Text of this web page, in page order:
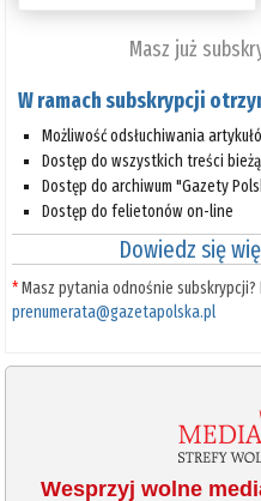
Masz już
W ramach subskrypcji
Możliwość odsłuchiwania
Dostęp do wszystkich treści
Dostęp do archiwum "Gazety
Dostęp do felietonów on-line
Dowiedz się
*Masz pytania odnośnie subskrypcji?
prenumerata@gazetapolska.pl
Wesprzyj wolne